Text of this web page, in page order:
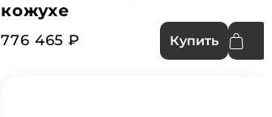
кожухе
776 465 ₽ Купить